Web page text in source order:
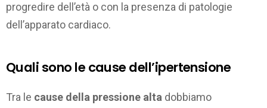
progredire dell’età o con la presenza di patologie
dell’apparato cardiaco.
Quali sono le cause dell’ipertensione
Tra le cause della pressione alta dobbiamo